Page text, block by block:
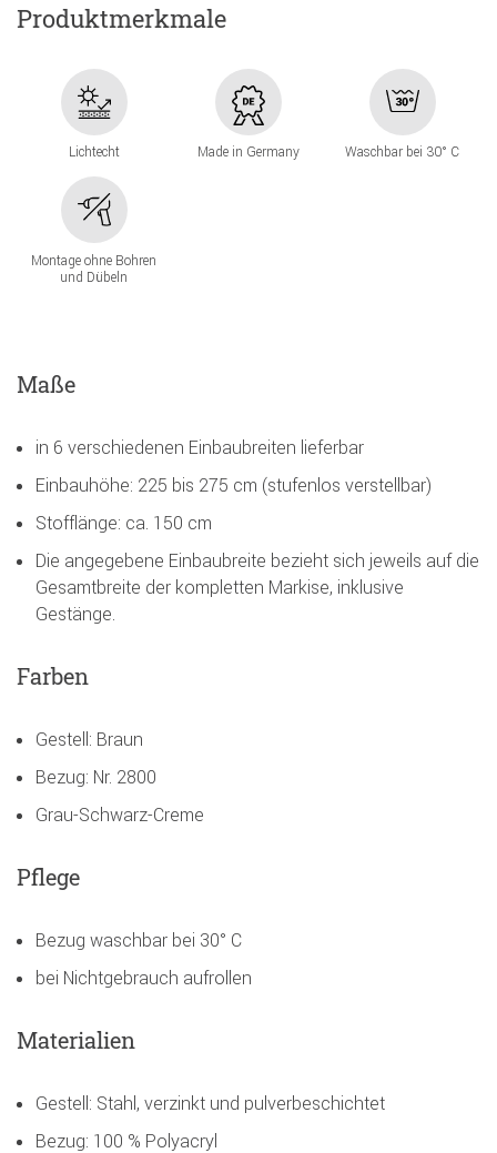
Produktmerkmale
Lichtecht Made in Germany Waschbar bei 30° C
Montage ohne Bohren
und Dübeln
Maße
in 6 verschiedenen Einbaubreiten lieferbar
Einbauhöhe: 225 bis 275 cm (stufenlos verstellbar)
Stofflänge: ca. 150 cm
Die angegebene Einbaubreite bezieht sich jeweils auf die
Gesamtbreite der kompletten Markise, inklusive
Gestänge.
Farben
Gestell: Braun
Bezug: Nr. 2800
Grau-Schwarz-Creme
Pflege
Bezug waschbar bei 30° C
bei Nichtgebrauch aufrollen
Materialien
Gestell: Stahl, verzinkt und pulverbeschichtet
Bezug: 100 % Polyacryl